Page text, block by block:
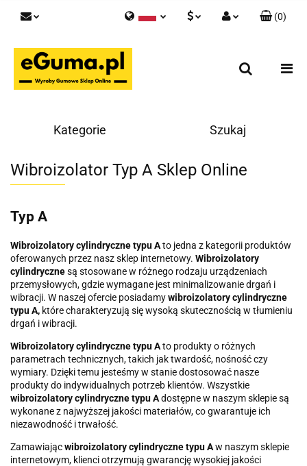
Polski
(0)
Kategorie Szukaj
Wibroizolator Typ A Sklep Online
Typ A
Wibroizolatory cylindryczne typu Ato jedna z kategorii produktów
oferowanych przez nasz sklep internetowy. Wibroizolatory
cylindrycznesą stosowane w różnego rodzaju urządzeniach
przemysłowych, gdzie wymagane jest minimalizowanie drgań i
wibracji. W naszej ofercie posiadamywibroizolatory cylindryczne
typu A, które charakteryzują się wysoką skutecznością w tłumieniu
drgań i wibracji.
Wibroizolatory cylindryczne typu Ato produkty o różnych
parametrach technicznych, takich jak twardość, nośność czy
wymiary. Dzięki temu jesteśmy w stanie dostosować nasze
produkty do indywidualnych potrzeb klientów. Wszystkie
wibroizolatory cylindryczne typu Adostępne w naszym sklepie są
wykonane z najwyższej jakości materiałów, co gwarantuje ich
niezawodność i trwałość.
Zamawiającwibroizolatory cylindryczne typu Aw naszym sklepie
internetowym, klienci otrzymują gwarancję wysokiej jakości